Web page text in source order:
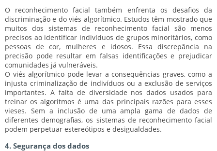
O reconhecimento facial também enfrenta os desafios da
discriminação e do viés algorítmico. Estudos têm mostrado que
muitos dos sistemas de reconhecimento facial são menos
precisos ao identificar indivíduos de grupos minoritários, como
pessoas de cor, mulheres e idosos. Essa discrepância na
precisão pode resultar em falsas identificações e prejudicar
comunidades já vulneráveis.
O viés algorítmico pode levar a consequências graves, como a
injusta criminalização de indivíduos ou a exclusão de serviços
importantes. A falta de diversidade nos dados usados para
treinar os algoritmos é uma das principais razões para esses
vieses. Sem a inclusão de uma ampla gama de dados de
diferentes demografias, os sistemas de reconhecimento facial
podem perpetuar estereótipos e desigualdades.
4. Segurança dos dados